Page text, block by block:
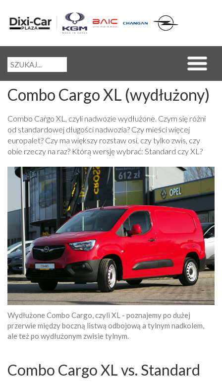
Combo Cargo XL (wydłużony)
Combo Cargo XL, czyli nadwozie wydłużone. Czym się różni
od standardowej długości nadwozia? Czy mieści więcej
europalet? Czy ma większy rozstaw osi, czy tylko zwis, czy
obie rzeczy na raz? Którą wersję wybrać: Standard czy XL?
Wydłużone Combo Cargo, czyli XL - poznajemy po dużej
przerwie między boczną listwą odbojową a tylnym nadkolem,
ale też po wydłużonym zwisie tylnym.
Combo Cargo XL vs. Standard